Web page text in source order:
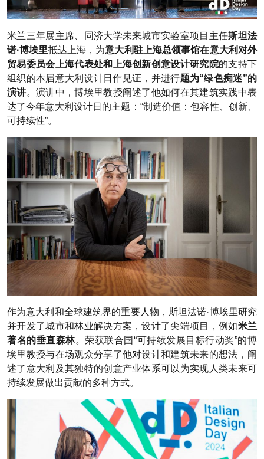
米兰三年展主席、同济大学未来城市实验室项目主任斯坦法
诺·博埃里抵达上海，为意大利驻上海总领事馆在意大利对外
贸易委员会上海代表处和上海创新创意设计研究院的支持下
组织的本届意大利设计日作见证，并进行题为“绿色痴迷”的
演讲。演讲中，博埃里教授阐述了他如何在其建筑实践中表
达了今年意大利设计日的主题：“制造价值：包容性、创新、
可持续性”。
作为意大利和全球建筑界的重要人物，斯坦法诺·博埃里研究
并开发了城市和林业解决方案，设计了尖端项目，例如米兰
著名的垂直森林。荣获联合国“可持续发展目标行动奖”的博
埃里教授与在场观众分享了他对设计和建筑未来的想法，阐
述了意大利及其独特的创意产业体系可以为实现人类未来可
持续发展做出贡献的多种方式。